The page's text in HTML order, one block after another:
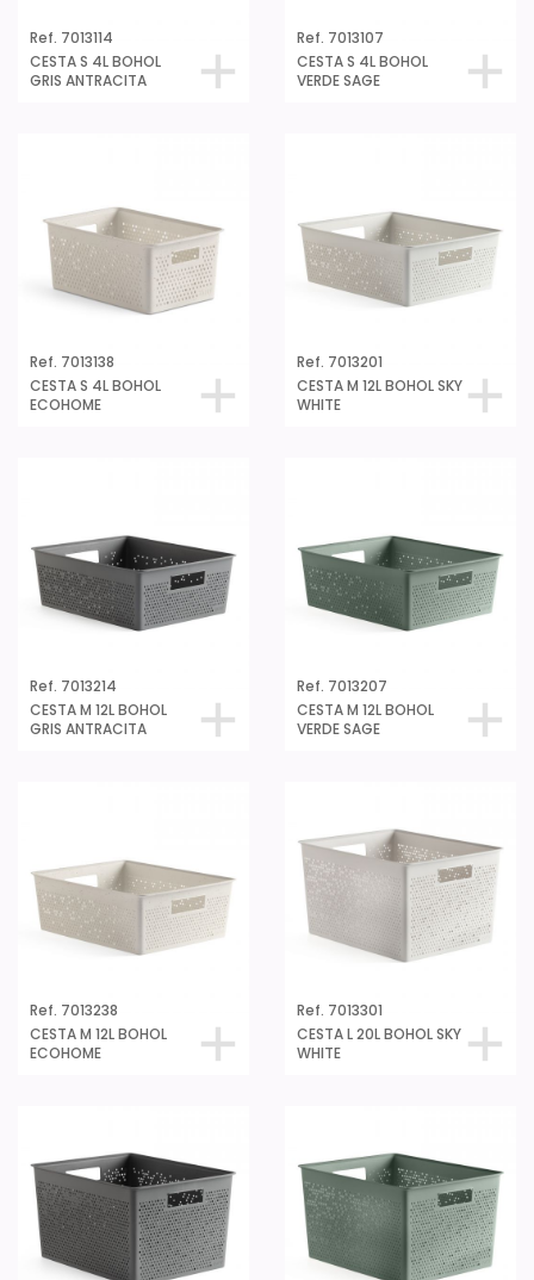
Ref. 7013114
CESTA S 4L BOHOL
GRIS ANTRACITA
Ref. 7013107
CESTA S 4L BOHOL
VERDE SAGE
Ref. 7013138
CESTA S 4L BOHOL
ECOHOME
Ref. 7013201
CESTA M 12L BOHOL SKY
WHITE
Ref. 7013214
CESTA M 12L BOHOL
GRIS ANTRACITA
Ref. 7013207
CESTA M 12L BOHOL
VERDE SAGE
Ref. 7013238
CESTA M 12L BOHOL
ECOHOME
Ref. 7013301
CESTA L 20L BOHOL SKY
WHITE